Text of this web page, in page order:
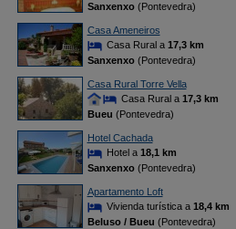
Sanxenxo(Pontevedra)
Casa Ameneiros
Casa Rural a 17,3 km
Sanxenxo(Pontevedra)
Casa Rural Torre Vella
Casa Rural a 17,3 km
Bueu (Pontevedra)
Hotel Cachada
Hotel a 18,1 km
Sanxenxo(Pontevedra)
Apartamento Loft
Vivienda turística a 18,4 km
Beluso / Bueu (Pontevedra)